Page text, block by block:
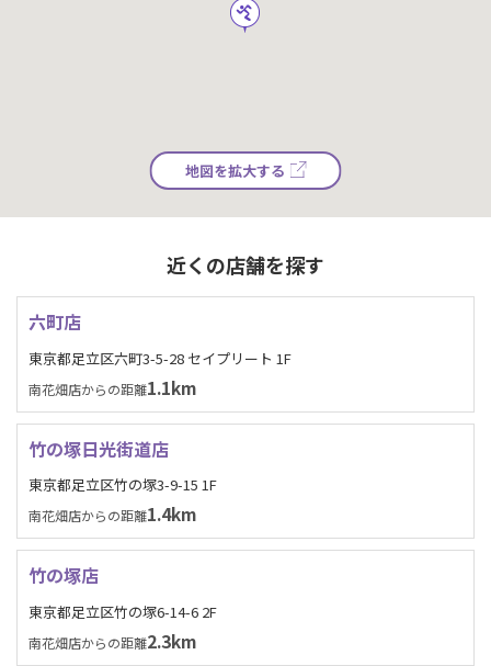
地図を拡大する
近くの店舗を探す
六町店
東京都足立区六町3-5-28 セイプリート 1F
南花畑店からの距離1.1km
竹の塚日光街道店
東京都足立区竹の塚3-9-15 1F
南花畑店からの距離1.4km
竹の塚店
東京都足立区竹の塚6-14-6 2F
南花畑店からの距離2.3km